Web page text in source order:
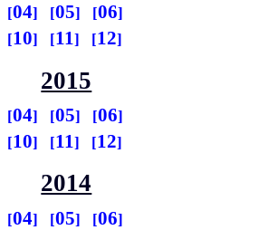
04 05
06
10 11 12
2015
04 05
06
10 11 12
2014
04 05
06